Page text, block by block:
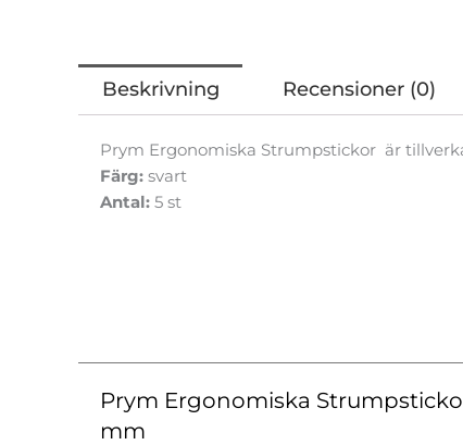
Beskrivning Recensioner (0)
Prym Ergonomiska Strumpstickor är
Färg: svart
Antal: 5 st
Prym Ergonomiska
mm